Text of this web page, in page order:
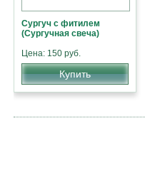
Сургуч с фитилем
(Сургучная свеча)
Цена: 150 руб.
Купить